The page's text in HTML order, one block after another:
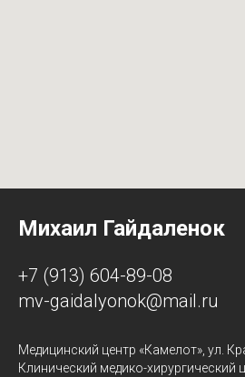
Михаил Гайдаленок
+7 (913) 604-89-08
mv-gaidalyonok@mail.ru
Медицинский центр «Камелот», ул.
Клинический медико-хирургический